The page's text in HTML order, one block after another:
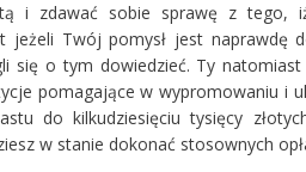
i zdawać sobie sprawę z tego,
jeżeli Twój pomysł jest
się o tym dowiedzieć. Ty
pomagające w wypromowaniu i
do kilkudziesięciu tysięcy
w stanie dokonać stosownych